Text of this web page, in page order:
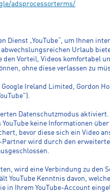
adsprocessorterms/
Dienst „YouTube“, um Ihnen
Urlaub
den Vorteil, Videos komfortabel
ohne diese verlassen zu
Ireland Limited, Gordon
Datenschutzmodus
keine Informationen
bevor diese sich ein Video
Partner wird durch den
wird eine Verbindung zu den
YouTube Kenntnis davon,
in Ihrem YouTube-Account